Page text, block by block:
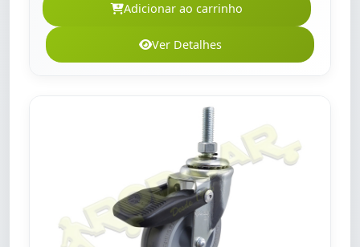
Adicionar ao carrinho
Ver Detalhes